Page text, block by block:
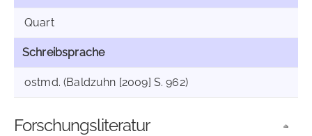
Quart
Schreibsprache
ostmd. (Baldzuhn [2009] S. 962)
Forschungsliteratur